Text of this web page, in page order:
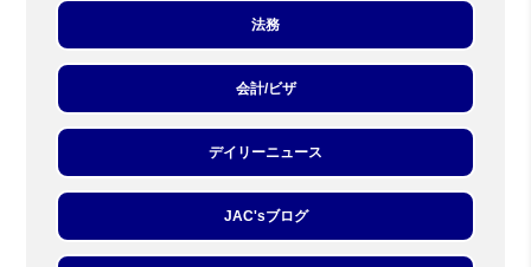
法務
会計/ビザ
デイリーニュース
JAC'sブログ